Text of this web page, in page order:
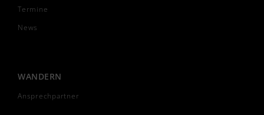
Termine
News
WANDERN
Ansprechpartner